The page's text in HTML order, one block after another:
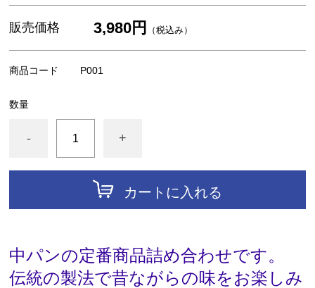
販売価格 3,980円 （税込み）
商品コード P001
数量
- +
カートに入れる
中パンの定番商品詰め合わせです。
伝統の製法で昔ながらの味をお楽しみ